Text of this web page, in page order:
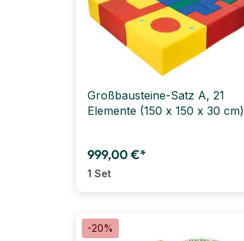
Großbausteine-Satz A, 21
Elemente (150 x 150 x 30 cm)
999,00 €*
1 Set
-20%